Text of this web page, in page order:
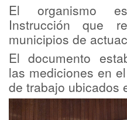
El organismo
Instrucción que
municipios de
El documento
las mediciones en
de trabajo ubicados